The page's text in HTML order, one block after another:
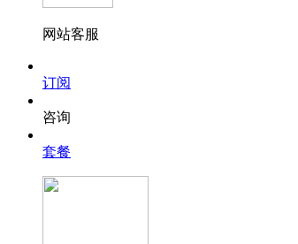
网站客服
订阅
咨询
套餐